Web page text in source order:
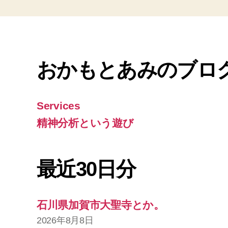
おかもとあみのブロ
Services
精神分析という遊び
最近30日分
石川県加賀市大聖寺とか。
2026年8月8日